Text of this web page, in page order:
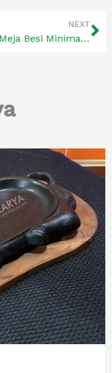
NEXT
Kaki Meja Besi Minimalis dan Modern